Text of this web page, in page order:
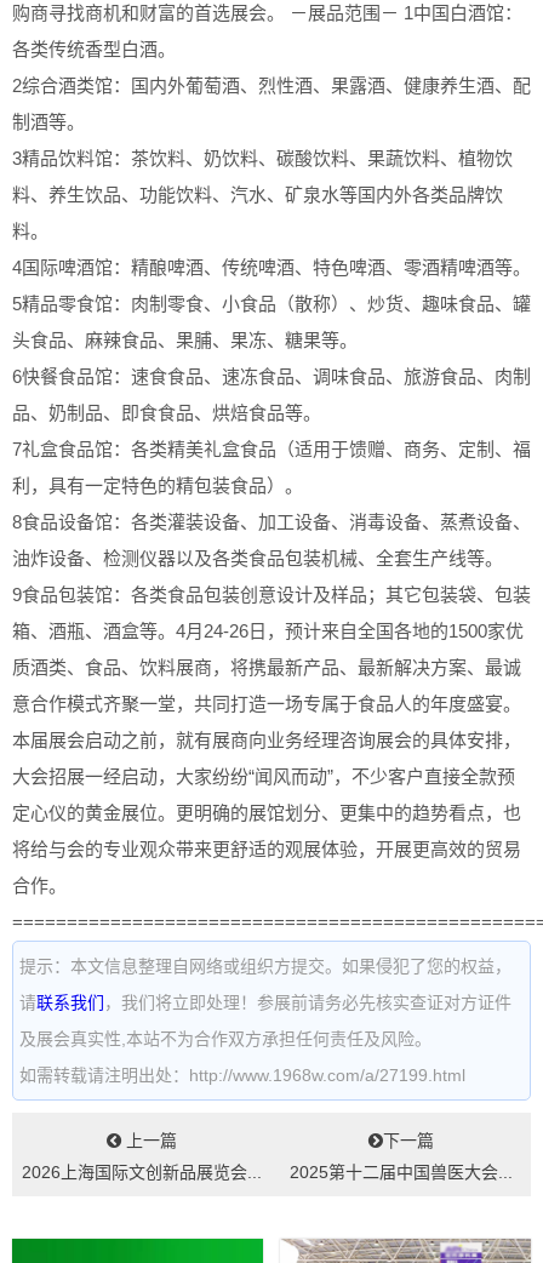
购商寻找商机和财富的首选展会。 －展品范围－ 1中国白酒馆：
各类传统香型白酒。
2综合酒类馆：国内外葡萄酒、烈性酒、果露酒、健康养生酒、配
制酒等。
3精品饮料馆：茶饮料、奶饮料、碳酸饮料、果蔬饮料、植物饮
料、养生饮品、功能饮料、汽水、矿泉水等国内外各类品牌饮
料。
4国际啤酒馆：精酿啤酒、传统啤酒、特色啤酒、零酒精啤酒等。
5精品零食馆：肉制零食、小食品（散称）、炒货、趣味食品、罐
头食品、麻辣食品、果脯、果冻、糖果等。
6快餐食品馆：速食食品、速冻食品、调味食品、旅游食品、肉制
品、奶制品、即食食品、烘焙食品等。
7礼盒食品馆：各类精美礼盒食品（适用于馈赠、商务、定制、福
利，具有一定特色的精包装食品）。
8食品设备馆：各类灌装设备、加工设备、消毒设备、蒸煮设备、
油炸设备、检测仪器以及各类食品包装机械、全套生产线等。
9食品包装馆：各类食品包装创意设计及样品；其它包装袋、包装
箱、酒瓶、酒盒等。4月24-26日，预计来自全国各地的1500家优
质酒类、食品、饮料展商，将携最新产品、最新解决方案、最诚
意合作模式齐聚一堂，共同打造一场专属于食品人的年度盛宴。
本届展会启动之前，就有展商向业务经理咨询展会的具体安排，
大会招展一经启动，大家纷纷“闻风而动”，不少客户直接全款预
定心仪的黄金展位。更明确的展馆划分、更集中的趋势看点，也
将给与会的专业观众带来更舒适的观展体验，开展更高效的贸易
合作。
提示：本文信息整理自网络或组织方提交。如果侵犯了您的权益，
请联系我们 ，我们将立即处理！参展前请务必先核实查证对方证件
及展会真实性,本站不为合作双方承担任何责任及风险。
如需转载请注明出处：http://www.1968w.com/a/27199.html
上一篇
2026上海国际文创新品展览会...
下一篇
2025第十二届中国兽医大会...